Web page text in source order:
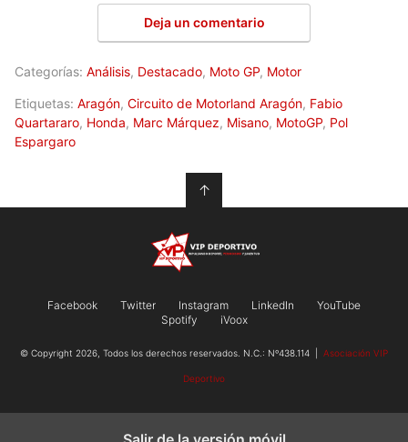
Deja un comentario
Categorías: Análisis, Destacado, Moto GP, Motor
Etiquetas: Aragón, Circuito de Motorland Aragón, Fabio
Quartararo, Honda, Marc Márquez, Misano, MotoGP, Pol
Espargaro
↑
Facebook Twitter Instagram LinkedIn
YouTube
Spotify
iVoox
© Copyright 2026, Todos los derechos reservados. N.C.: Nº438.114 | Asociación VIP
Deportivo